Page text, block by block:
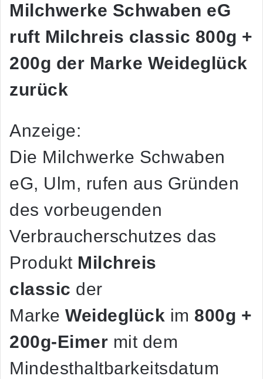
Milchwerke Schwaben eG
ruft Milchreis classic 800g +
200g der Marke Weideglück
zurück
Anzeige:
Die Milchwerke Schwaben
eG, Ulm, rufen aus Gründen
des vorbeugenden
Verbraucherschutzes das
Produkt Milchreis
classic der
Marke Weideglück im 800g +
200g-Eimer mit dem
Mindesthaltbarkeitsdatum